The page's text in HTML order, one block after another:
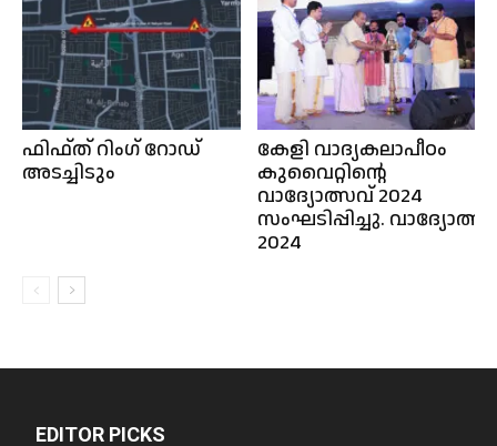
ഫിഫ്ത് റിംഗ് റോഡ്
അടച്ചിടും
കേളി വാദ്യകലാപീഠം
കുവൈറ്റിൻ്റെ
വാദ്യോത്സവ് 2024
സംഘടിപ്പിച്ചു.
2024
EDITOR PICKS